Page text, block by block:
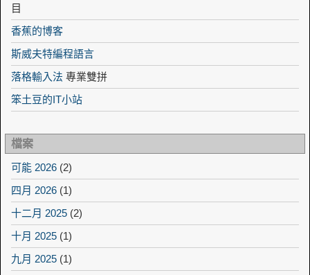
目
香蕉的博客
斯威夫特編程語言
落格輸入法 專業雙拼
笨土豆的IT小站
檔案
可能 2026 (2)
四月 2026 (1)
十二月 2025 (2)
十月 2025 (1)
九月 2025 (1)